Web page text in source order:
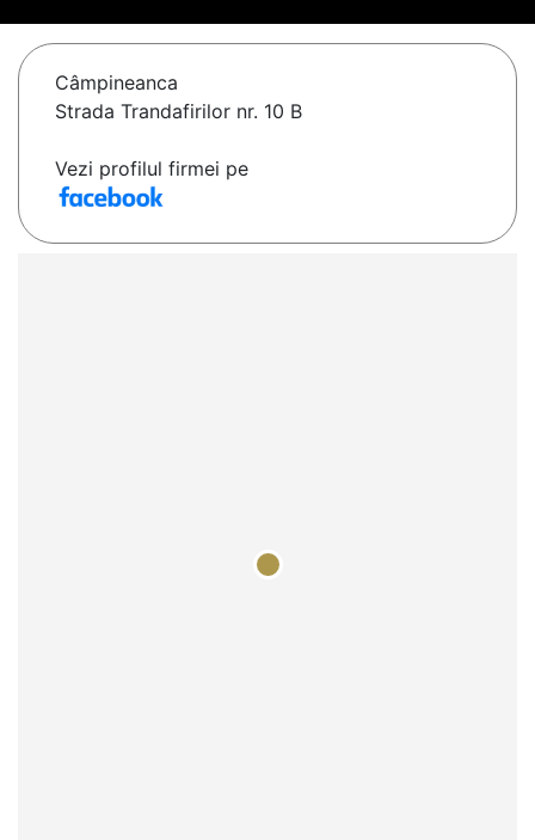
Câmpineanca
Strada Trandafirilor nr. 10 B
Vezi profilul firmei pe